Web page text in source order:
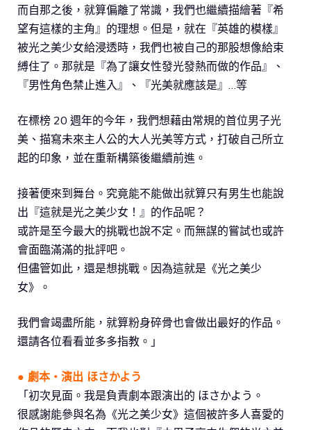
而自那之後，就算偏離了常識，我們也繼續描繪著『希
望有這樣的主角』的理想。但是，就在『英雄的模樣』
被光之美少女給浸透時，我們也被自己的那股想像給束
縛住了。那就是『為了讓女性發光發熱而做的作品』、
『男性角色禁止進入』、『光美就應該是』…等
在標榜 20 週年的今年，我們想藉由常規的首位男子光
美、描寫未來主人公的大人光美等方式，打破自己所立
起的印象，並在重新構築後繼續前進。
接著便來到舞台。究竟能不能做出就算只有男生也能說
出『這就是光之美少女！』的作品呢？
或許是至今最大的挑戰也說不定。而無謀的嘗試也或許
會面臨滿滿的批評吧。
但儘管如此，還是想挑戰。因為這就是《光之美少
女》。
我們會竭盡所能，就算粉身碎骨也會做出最好的作品。
還請各位看看並多多指教。」
● 劇本・演出 ほさかよう
「初次見面。我是負責劇本跟演出的 ほさかよう。
很感謝能參與名為《光之美少女》這個被許多人喜愛的